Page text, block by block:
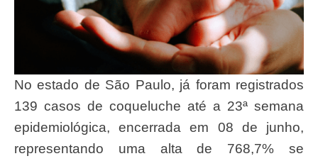
No estado de São Paulo, já foram registrados
139 casos de coqueluche até a 23ª semana
epidemiológica, encerrada em 08 de junho,
representando uma alta de 768,7% se